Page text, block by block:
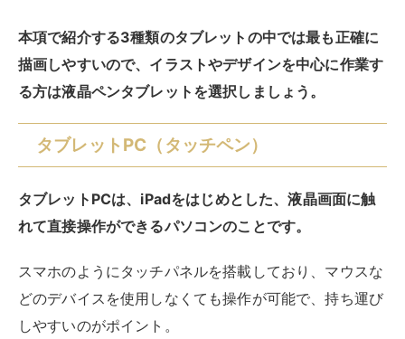
どのデバイスを使用しなくても操作が可能で、持ち運び
しやすいのがポイント。
す。
画面に直接書き込める
他にデバイスを追加しなくてよい
【タブレットPCのデメリット】